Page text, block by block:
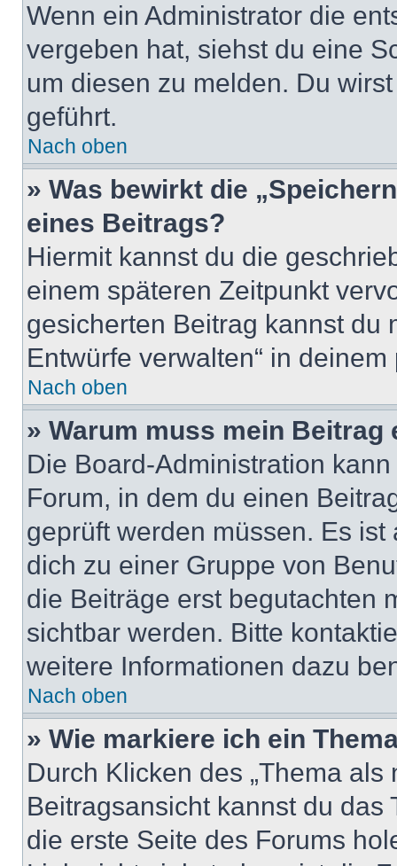
Wenn ein Administrator die
vergeben hat, siehst du eine
um diesen zu melden. Du
geführt.
Nach oben
» Was bewirkt die
eines Beitrags?
Hiermit kannst du die
einem späteren Zeitpunkt
gesicherten Beitrag kannst du
Entwürfe verwalten“ in
Nach oben
» Warum muss mein
Die Board-Administration
Forum, in dem du einen
geprüft werden müssen. Es
dich zu einer Gruppe von
die Beiträge erst begutachten
sichtbar werden. Bitte
weitere Informationen dazu
Nach oben
» Wie markiere ich ein
Durch Klicken des „Thema
Beitragsansicht kannst du
die erste Seite des Forums